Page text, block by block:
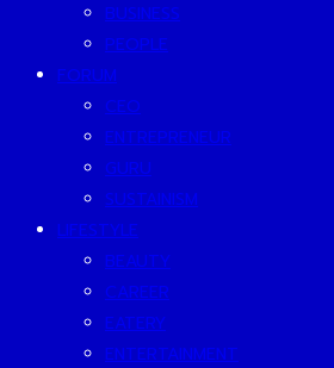
BUSINESS
PEOPLE
FORUM
CEO
ENTREPRENEUR
GURU
SUSTAINISM
LIFESTYLE
BEAUTY
CAREER
EATERY
ENTERTAINMENT